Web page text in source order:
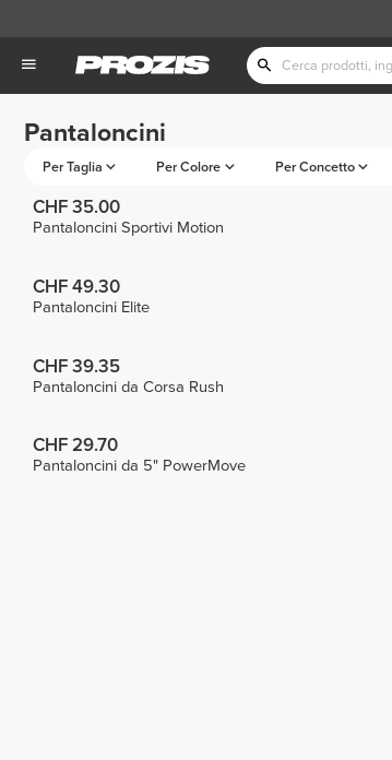
Pantaloncini
Per Taglia Per Colore Per Concetto
CHF 35.00
Pantaloncini Sportivi Motion
CHF 49.30
Pantaloncini Elite
CHF 39.35
Pantaloncini da Corsa Rush
CHF 29.70
Pantaloncini da 5" PowerMove